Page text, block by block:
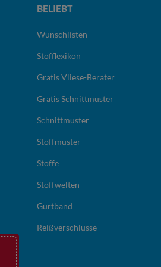
BELIEBT
Wunschlisten
Stofflexikon
Gratis Vliese-Berater
Gratis Schnittmuster
Schnittmuster
Stoffmuster
Stoffe
Stoffwelten
Gurtband
Reißverschlüsse